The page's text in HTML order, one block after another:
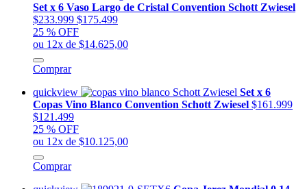
Set x 6 Vaso Largo de Cristal Convention Schott Zwiesel
$233.999 $175.499
25 % OFF
ou 12x de $14.625,00
Comprar
quickview
Set x 6
Copas Vino Blanco Convention Schott Zwiesel $161.999
$121.499
25 % OFF
ou 12x de $10.125,00
Comprar